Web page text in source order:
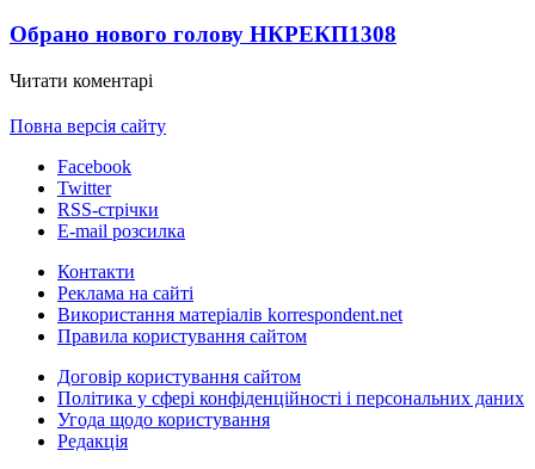
Обрано нового голову НКРЕКП1308
Читати коментарі
Повна версія сайту
Facebook
Twitter
RSS-стрічки
E-mail розсилка
Контакти
Реклама на сайті
Використання матеріалів korrespondent.net
Правила користування сайтом
Договір користування сайтом
Політика у сфері конфіденційності і персональних даних
Угода щодо користування
Редакція